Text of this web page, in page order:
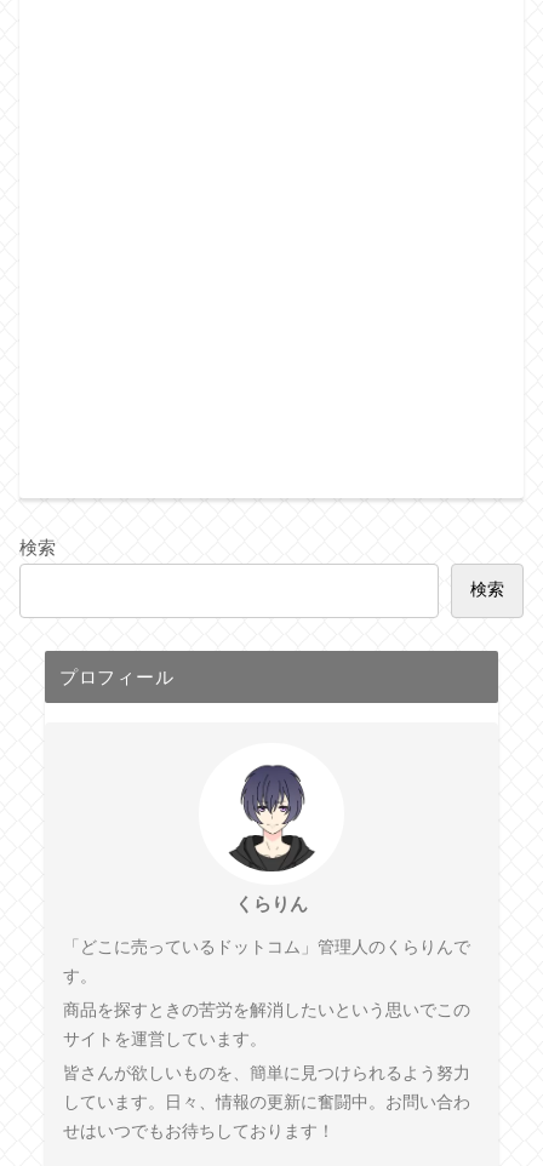
検索
検索
プロフィール
くらりん
「どこに売っているドットコム」管理人のくらりんで
す。
商品を探すときの苦労を解消したいという思いでこの
サイトを運営しています。
皆さんが欲しいものを、簡単に見つけられるよう努力
しています。日々、情報の更新に奮闘中。お問い合わ
せはいつでもお待ちしております！